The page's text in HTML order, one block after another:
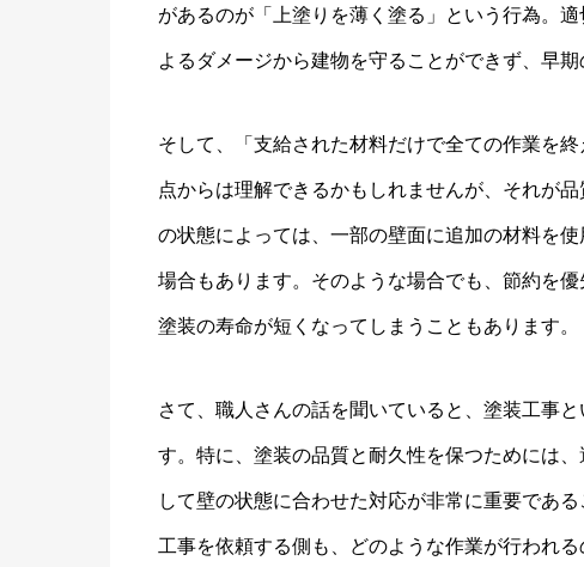
があるのが「上塗りを薄く塗る」という行為。
よるダメージから建物を守ることができず、早
そして、「支給された材料だけで全ての作業を
点からは理解できるかもしれませんが、それが
の状態によっては、一部の壁面に追加の材料を
場合もあります。そのような場合でも、節約を
塗装の寿命が短くなってしまうこともあります。
さて、職人さんの話を聞いていると、塗装工事
す。特に、塗装の品質と耐久性を保つためには
して壁の状態に合わせた対応が非常に重要であ
工事を依頼する側も、どのような作業が行われ